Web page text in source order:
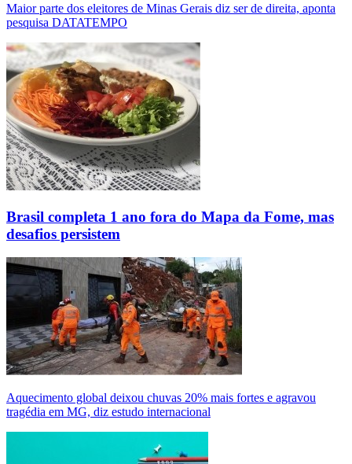
Maior parte dos eleitores de Minas Gerais diz ser de direita, aponta
pesquisa DATATEMPO
Brasil completa 1 ano fora do Mapa da Fome, mas
desafios persistem
Aquecimento global deixou chuvas 20% mais fortes e agravou
tragédia em MG, diz estudo internacional